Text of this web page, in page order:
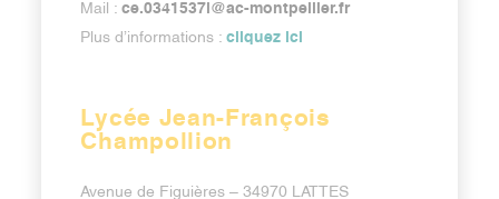
Mail :ce.0341537l@ac-montpellier.fr
Plus d’informations :cliquez ici
Lycée Jean-François
Champollion
Avenue de Figuières – 34970 LATTES